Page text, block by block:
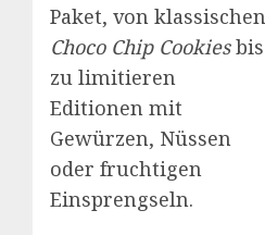
Paket, von klassischen
Choco Chip Cookiesbis
zu limitieren
Editionen mit
Gewürzen, Nüssen
oder fruchtigen
Einsprengseln.